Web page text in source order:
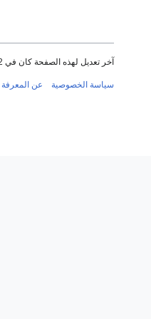
آخر تعديل لهذه الصفحة كان في 07:52, 15 مارس 2010.
سياسة الخصوصية عن المعرفة